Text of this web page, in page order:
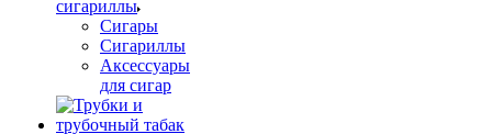
сигариллы
Сигары
Сигариллы
Аксессуары
для сигар